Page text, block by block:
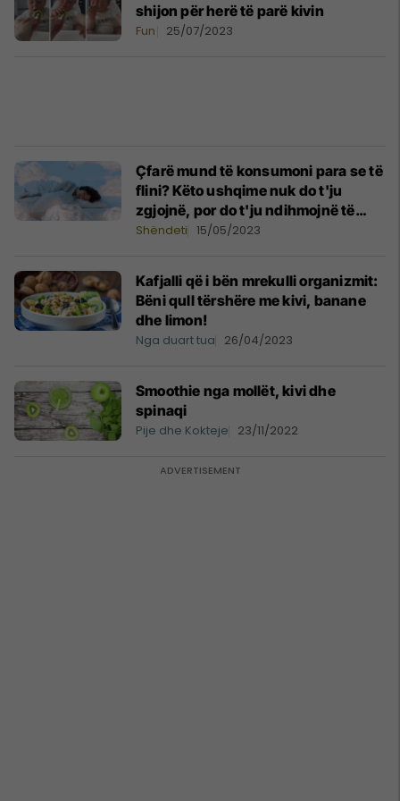
shijon për herë të parë kivin
Fun 25/07/2023
Çfarë mund të konsumoni para se të
flini? Këto ushqime nuk do t'ju
zgjojnë, por do t'ju ndihmojnë të
keni gjumë të qetë
Shëndeti 15/05/2023
Kafjalli që i bën mrekulli organizmit:
Bëni qull tërshëre me kivi, banane
dhe limon!
Nga duart tua 26/04/2023
Smoothie nga mollët, kivi dhe
spinaqi
Pije dhe Kokteje 23/11/2022